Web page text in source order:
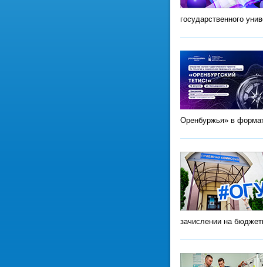
государственного
Оренбуржья» в
зачислении на